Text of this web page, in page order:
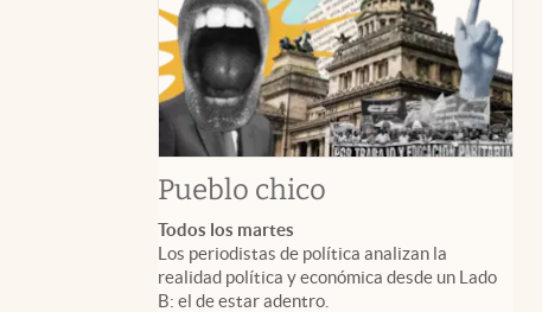
Pueblo chico
Todos los martes
Los periodistas de política analizan la
realidad política y económica desde un Lado
B: el de estar adentro.